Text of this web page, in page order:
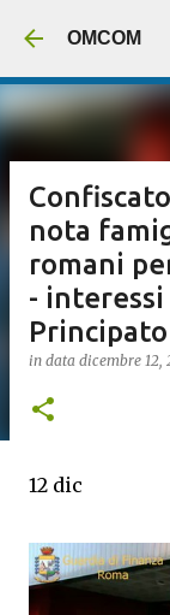
OMCOM
nota
romani
- interessi
in data dicembre 12,
12 dic